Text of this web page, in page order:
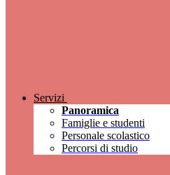
Servizi
Panoramica
Famiglie e studenti
Personale scolastico
Percorsi di studio